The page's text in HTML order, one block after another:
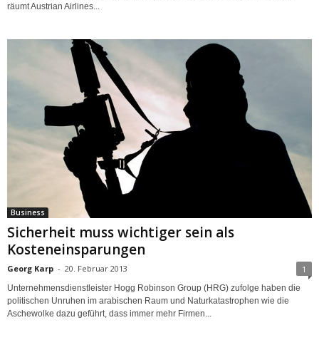
räumt Austrian Airlines...
Business
Sicherheit muss wichtiger sein als
Kosteneinsparungen
Georg Karp - 20. Februar 2013 1
Unternehmensdienstleister Hogg Robinson Group (HRG) zufolge haben die
politischen Unruhen im arabischen Raum und Naturkatastrophen wie die
Aschewolke dazu geführt, dass immer mehr Firmen...